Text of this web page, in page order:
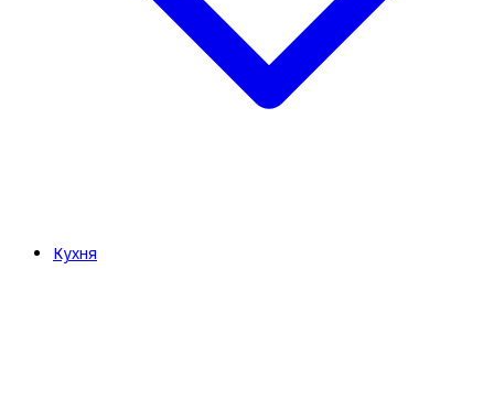
Кухня